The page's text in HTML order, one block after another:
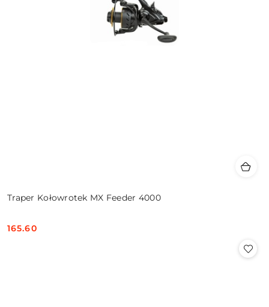
Traper Kołowrotek MX Feeder 4000
Cena:
165.60